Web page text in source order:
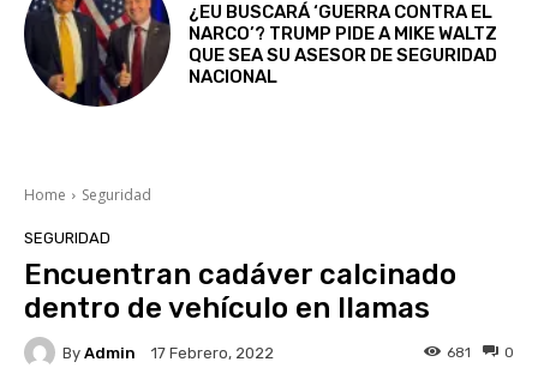
¿EU BUSCARÁ ‘GUERRA CONTRA EL
NARCO’? TRUMP PIDE A MIKE WALTZ
QUE SEA SU ASESOR DE SEGURIDAD
NACIONAL